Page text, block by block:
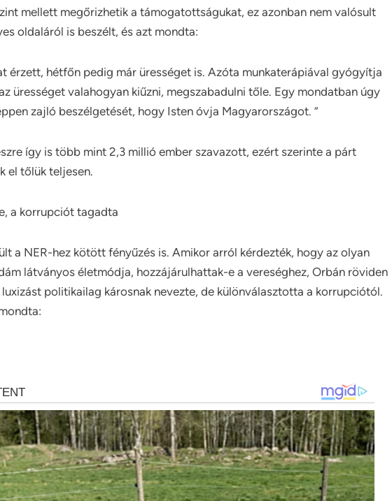
mellett megőrizhetik a támogatottságukat, ez azonban nem valósult
oldaláról is beszélt, és azt mondta:
érzett, hétfőn pedig már ürességet is. Azóta munkaterápiával gyógyítja
ürességet valahogyan kiűzni, megszabadulni tőle. Egy mondatban úgy
zajló beszélgetését, hogy Isten óvja Magyarországot. ”
így is több mint 2,3 millió ember szavazott, ezért szerinte a párt
el tőlük teljesen.
a korrupciót tagadta
a NER-hez kötött fényűzés is. Amikor arról kérdezték, hogy az olyan
látványos életmódja, hozzájárulhattak-e a vereséghez, Orbán röviden
politikailag károsnak nevezte, de különválasztotta a korrupciótól.